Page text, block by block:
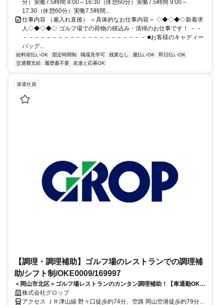
分）実働7.5時間 8:00～16:30（休憩60分）実働7.5時間 9:00～
17:30（休憩60分）実働7.5時間...
仕事内容 （雇入れ直後） ＜具体的なお仕事内容＞ ◇◆◇◆◇新着求
人◇◆◇◆◇ ゴルフ場での荷物の積込み・清掃のお仕事です！ －－
－－－－－－－－－－－－－－－－－－－－－ ■お客様のキャディー
バッグ...
給料前払いOK 固定時間制 職場見学可 残業なし 週払いOK
即日払いOK
交通費支給
履歴書不要 友達と応募OK
派遣社員
【調理・調理補助】ゴルフ場のレストランでの調理補
助/シフト制/OKE0009/169997
＜岡山市北区＞ゴルフ場レストランのカンタン調理補助！【車通勤OK/
シフト制/勤務時間の相談可能♪】
株式会社グロップ
アクセス ＪＲ津山線 野々口徒歩約74分、空路 岡山空港徒歩約79分、